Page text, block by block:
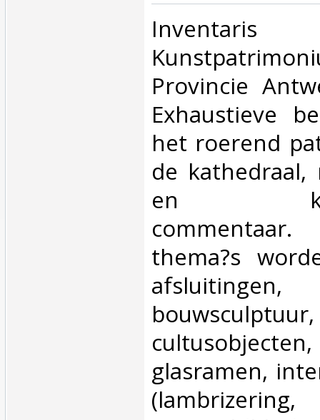
Provincie
Exhaustieve
het roerend
de
en
thema?s
bouwsculptuur,
glasramen,
(lambrizering,